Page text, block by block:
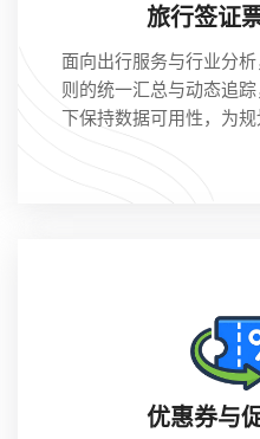
旅行签证
面向出行服务与行业分
则的统一汇总与动态追
下保持数据可用性，为规
优惠券与